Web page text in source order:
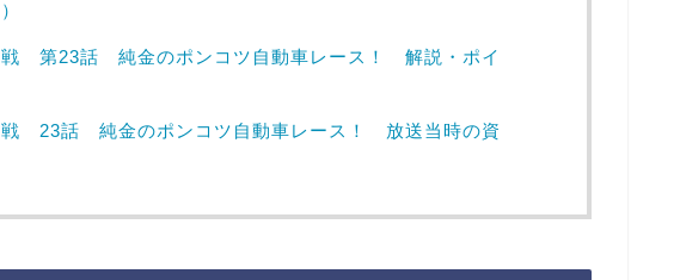
戦 第23話 純金のポンコツ自動車レース！ 解説・ポイ
戦 23話 純金のポンコツ自動車レース！ 放送当時の資